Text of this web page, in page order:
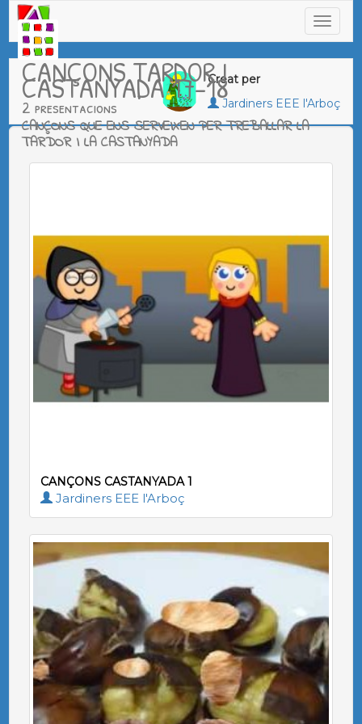
CANÇONS TARDOR I
CASTANYADA 17-18
2 presentacions
CANÇONS QUE ENS SERVEIXEN PER TREBALLAR LA
TARDOR I LA CASTANYADA
Creat per
Jardiners EEE l'Arboç
CANÇONS CASTANYADA 1
Jardiners EEE l'Arboç